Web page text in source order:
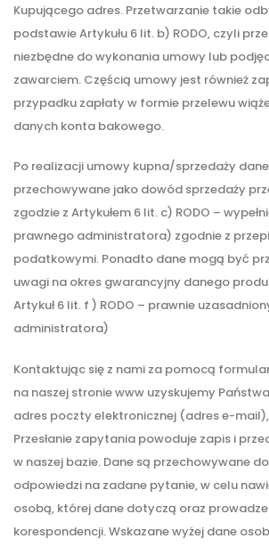
Kupującego adres. Przetwarzanie takie
podstawie Artykułu 6 lit. b) RODO, czyli
niezbędne do wykonania umowy lub
zawarciem. Częścią umowy jest również
przypadku zapłaty w formie przelewu
danych konta bakowego.
Po realizacji umowy kupna/sprzedaży
przechowywane jako dowód sprzedaży
zgodzie z Artykułem 6 lit. c) RODO –
prawnego administratora) zgodnie z
podatkowymi. Ponadto dane mogą być
uwagi na okres gwarancyjny danego
Artykuł 6 lit. f ) RODO – prawnie
administratora)
Kontaktując się z nami za pomocą
na naszej stronie www uzyskujemy
adres poczty elektronicznej (adres e-
Przesłanie zapytania powoduje zapis i
w naszej bazie. Dane są przechowywane
odpowiedzi na zadane pytanie, w celu
osobą, której dane dotyczą oraz
korespondencji. Wskazane wyżej dane